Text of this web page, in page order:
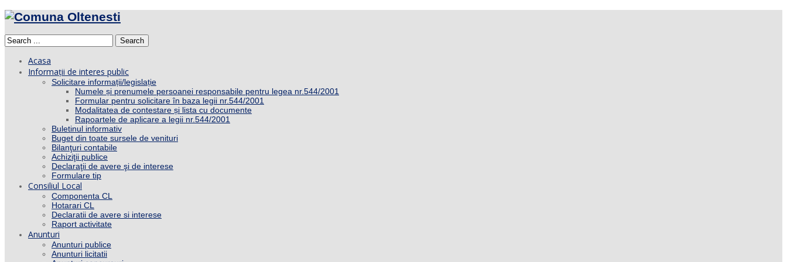
Search
Acasa
Informații de interes public
Solicitare informații/legislație
Numele și prenumele persoanei responsabile pentru legea nr.544/2001
Formular pentru solicitare în baza legii nr.544/2001
Modalitatea de contestare și lista cu documente
Rapoartele de aplicare a legii nr.544/2001
Buletinul informativ
Buget din toate sursele de venituri
Bilanţuri contabile
Achiziţii publice
Declaraţii de avere şi de interese
Formulare tip
Consiliul Local
Componenta CL
Hotarari CL
Declaratii de avere si interese
Raport activitate
Anunturi
Anunturi publice
Anunturi licitatii